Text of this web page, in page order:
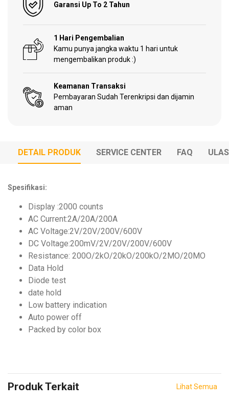
Garansi Up To 2 Tahun
1 Hari Pengembalian
Kamu punya jangka waktu 1 hari untuk
mengembalikan produk :)
Keamanan Transaksi
Pembayaran Sudah Terenkripsi dan dijamin
aman
DETAIL PRODUK SERVICE CENTER FAQ
Spesifikasi:
Display :2000 counts
AC Current:2A/20A/200A
AC Voltage:2V/20V/200V/600V
DC Voltage:200mV/2V/20V/200V/600V
Resistance: 200O/2kO/20kO/200kO/2MO/20MO
Data Hold
Diode test
date hold
Low battery indication
Auto power off
Packed by color box
Produk Terkait Lihat Semua
Sparepart